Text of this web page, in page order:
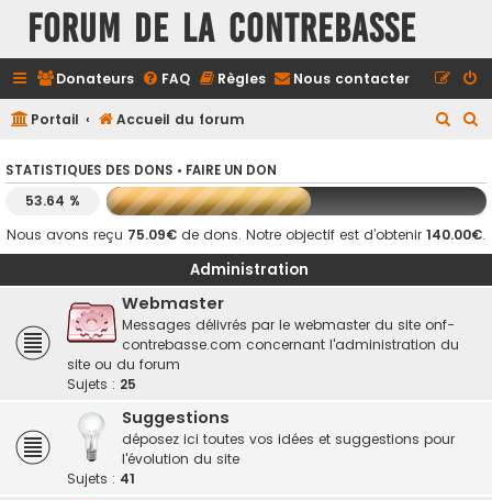
FORUM DE LA CONTREBASSE
Donateurs FAQ Règles Nous contacter
Portail Accueil du forum
h
e
c
e
c
e
STATISTIQUES DES DONS • FAIRE UN DON
53.64 %
Nous avons reçu 75.09€ de dons. Notre objectif est d’obtenir 140.00€.
Administration
Webmaster
Messages délivrés par le webmaster du site onf-
contrebasse.com concernant l'administration du
site ou du forum
Sujets : 25
Suggestions
déposez ici toutes vos idées et suggestions pour
l'évolution du site
Sujets : 41